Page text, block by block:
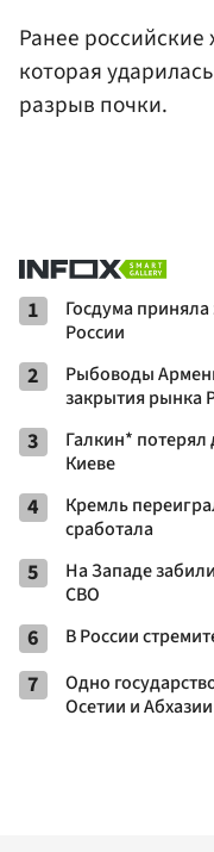
Ранее российские
которая
разрыв почки.
1
Госдума
России
2
Рыбоводы
закрытия рынка
3
Галкин* потерял
Киеве
4
Кремль
сработала
5
На Западе
СВО
6 В России
7
Одно
Осетии и Абхазии